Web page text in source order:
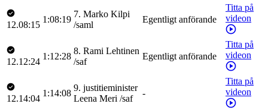
12.08:15
1:08:19
7. Marko Kilpi
/saml
Egentligt anförande
Titta på
videon
12.12:24
1:12:28
8. Rami Lehtinen
/saf
Egentligt anförande
Titta på
videon
12.14:04
1:14:08
9. justitieminister
Leena Meri /saf
-
Titta på
videon